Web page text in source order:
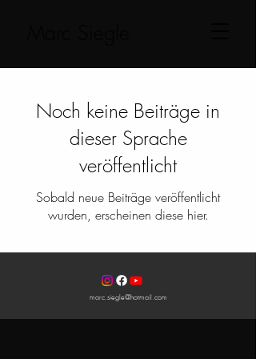
Noch keine Beiträge in
dieser Sprache
veröffentlicht
Sobald neue Beiträge veröffentlicht
wurden, erscheinen diese hier.
marc.siegle@hotmail.com